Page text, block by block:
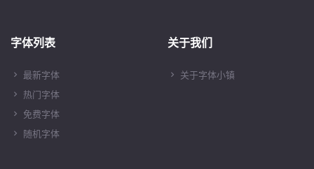
字体列表
最新字体
热门字体
免费字体
随机字体
关于我们
关于字体小镇